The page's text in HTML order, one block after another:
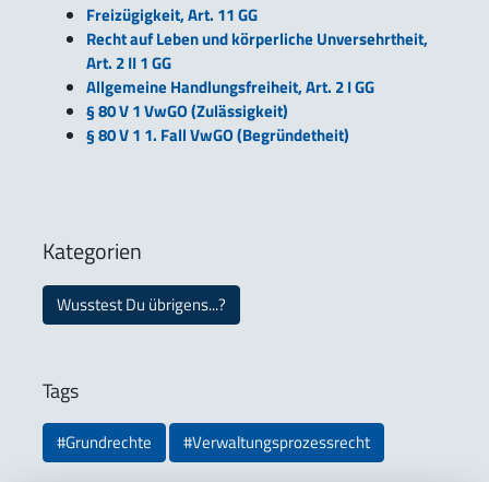
Freizügigkeit, Art. 11 GG
Recht auf Leben und körperliche Unversehrtheit,
Art. 2 II 1 GG
Allgemeine Handlungsfreiheit, Art. 2 I GG
§ 80 V 1 VwGO (Zulässigkeit)
§ 80 V 1 1. Fall VwGO (Begründetheit)
Kategorien
Wusstest Du übrigens...?
Tags
#Grundrechte #Verwaltungsprozessrecht